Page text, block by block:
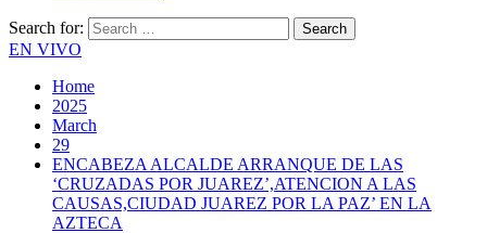
Search for:
EN VIVO
Home
2025
March
29
ENCABEZA ALCALDE ARRANQUE DE LAS
‘CRUZADAS POR JUAREZ’,ATENCION A LAS
CAUSAS,CIUDAD JUAREZ POR LA PAZ’ EN LA
AZTECA